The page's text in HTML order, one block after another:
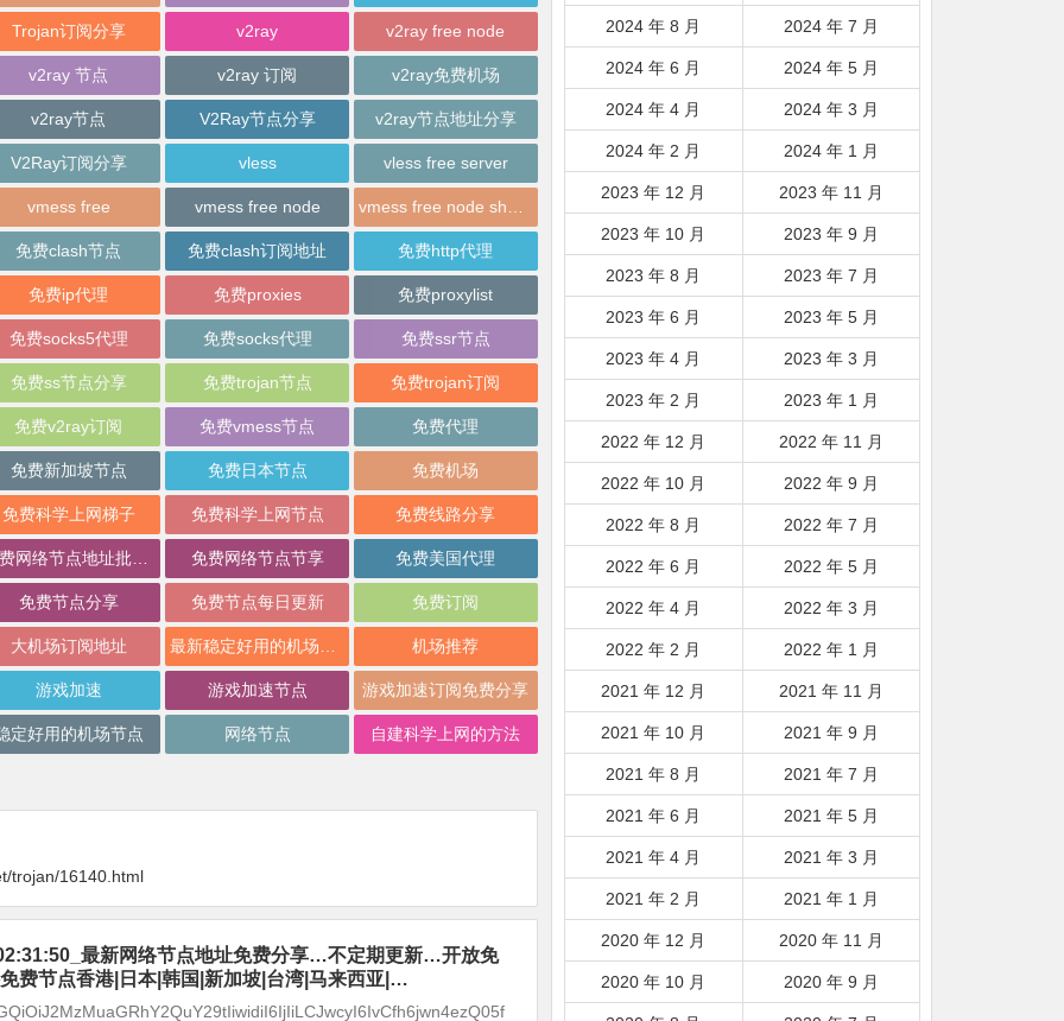
Trojan订阅分享 v2ray v2ray free node
v2ray 节点 v2ray 订阅 v2ray免费机场
v2ray节点 V2Ray节点分享 v2ray节点地址分享
V2Ray订阅分享 vless vless free server
vmess free vmess free node
免费clash节点 免费clash订阅地址 免费http代理
免费ip代理 免费proxies 免费proxylist
免费socks5代理 免费socks代理 免费ssr节点
免费ss节点分享 免费trojan节点 免费trojan订阅
免费v2ray订阅 免费vmess节点 免费代理
免费新加坡节点 免费日本节点 免费机场
免费科学上网梯子 免费科学上网节点 免费线路分享
免费网络节点节享 免费美国代理
免费节点分享 免费节点每日更新 免费订阅
大机场订阅地址 机场推荐
游戏加速 游戏加速节点 游戏加速订阅免费分享
定好用的机场节点 网络节点 自建科学上网的方法
trojan/16140.html
最新网络节点地址免费分享…不定期更新…开放免
费节点香港|日本|韩国|新加坡|台湾|马来西亚|…
2024 年 8 月 2024 年 7 月
2024 年 6 月 2024 年 5 月
2024 年 4 月 2024 年 3 月
2024 年 2 月 2024 年 1 月
2023 年 12 月 2023 年 11 月
2023 年 10 月 2023 年 9 月
2023 年 8 月 2023 年 7 月
2023 年 6 月 2023 年 5 月
2023 年 4 月 2023 年 3 月
2023 年 2 月 2023 年 1 月
2022 年 12 月 2022 年 11 月
2022 年 10 月 2022 年 9 月
2022 年 8 月 2022 年 7 月
2022 年 6 月 2022 年 5 月
2022 年 4 月 2022 年 3 月
2022 年 2 月 2022 年 1 月
2021 年 12 月 2021 年 11 月
2021 年 10 月 2021 年 9 月
2021 年 8 月 2021 年 7 月
2021 年 6 月 2021 年 5 月
2021 年 4 月 2021 年 3 月
2021 年 2 月 2021 年 1 月
2020 年 12 月 2020 年 11 月
2020 年 10 月 2020 年 9 月